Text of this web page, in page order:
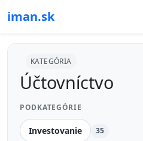
iman.sk
KATEGÓRIA
Účtovníctvo
PODKATEGÓRIE
Investovanie 35